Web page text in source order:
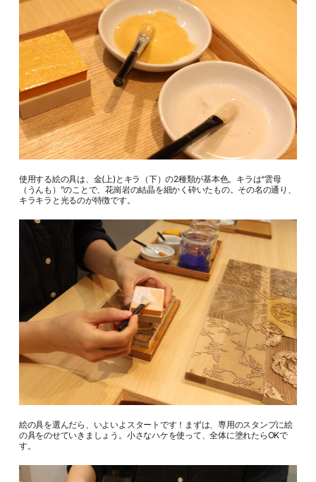
使用する絵の具は、金(上)とキラ（下）の2種類が基本色。キラは“雲母
（うんも）”のことで、花崗岩の結晶を細かく砕いたもの。その名の通り、
キラキラと光るのが特徴です。
絵の具を選んだら、いよいよスタートです！まずは、専用のスタンプに絵
の具をのせていきましょう。小さなハケを使って、全体に塗れたらOKで
す。